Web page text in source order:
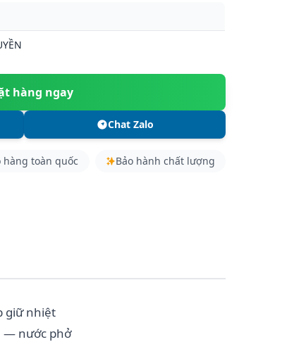
hàng ngay
Chat Zalo
hàng toàn quốc Bảo hành chất lượng
giữ nhiệt
— nước phở